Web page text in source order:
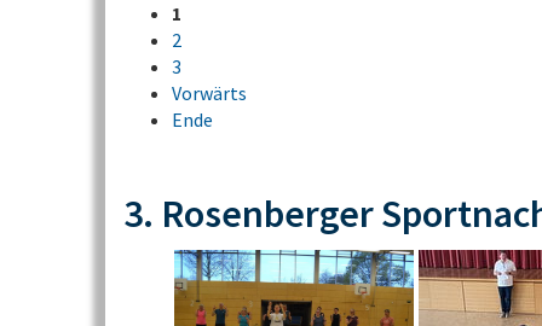
1
2
3
Vorwärts
Ende
3. Rosenberger